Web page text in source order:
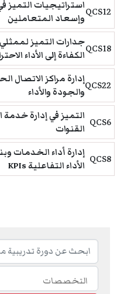
QCS12استراتيجيات التميز
وإسعاد المتعاملين
QCS18جدارات التميز
الكفاءة إلى الأداء
QCS22إدارة مراكز الاتصال
والجودة والأداء
QCS6 التميز في إدارة
القنوات
QCS8 إدارة أداء الخدمات
الأداء التفاعلية KPIs